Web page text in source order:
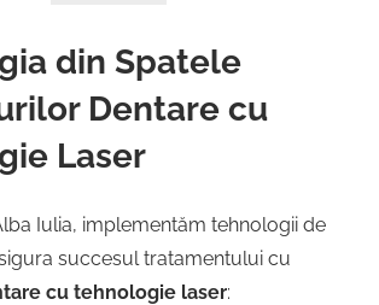
din Spatele
Dentare cu
Laser
Iulia, implementăm tehnologii de
succesul tratamentului cu
cu tehnologie laser: